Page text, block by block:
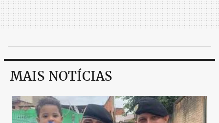
MAIS NOTÍCIAS